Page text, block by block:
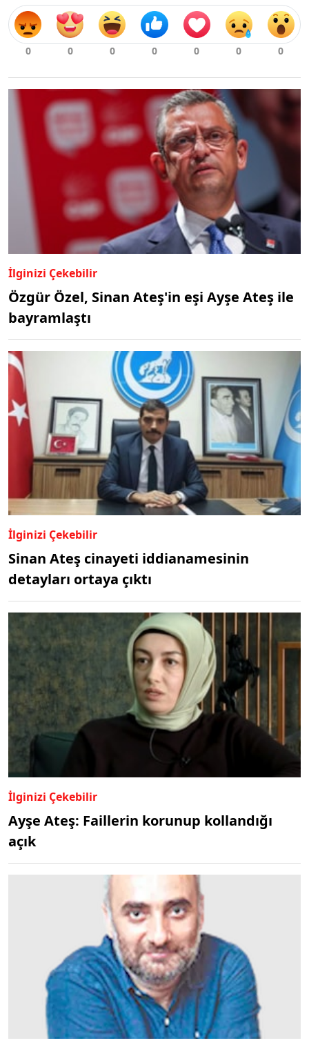
İlginizi Çekebilir
Özgür Özel, Sinan Ateş'in eşi Ayşe Ateş ile
bayramlaştı
İlginizi Çekebilir
Sinan Ateş cinayeti iddianamesinin
detayları ortaya çıktı
İlginizi Çekebilir
Ayşe Ateş: Faillerin korunup kollandığı
açık